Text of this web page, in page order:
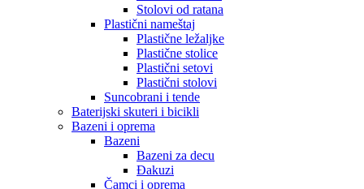
Stolovi od ratana
Plastični nameštaj
Plastične ležaljke
Plastične stolice
Plastični setovi
Plastični stolovi
Suncobrani i tende
Baterijski skuteri i bicikli
Bazeni i oprema
Bazeni
Bazeni za decu
Đakuzi
Čamci i oprema